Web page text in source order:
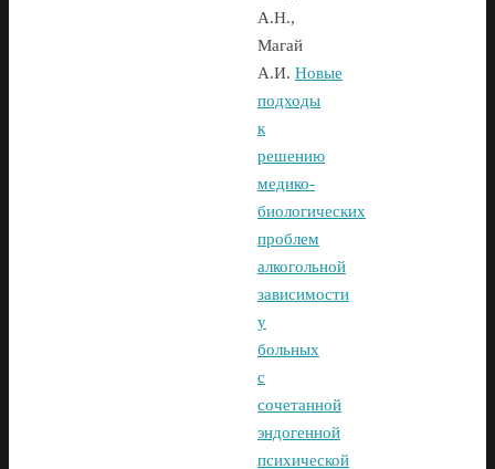
А.Н.,
Магай
А.И. Новые
подходы
к
решению
медико-
биологических
проблем
алкогольной
зависимости
у
больных
с
сочетанной
эндогенной
психической